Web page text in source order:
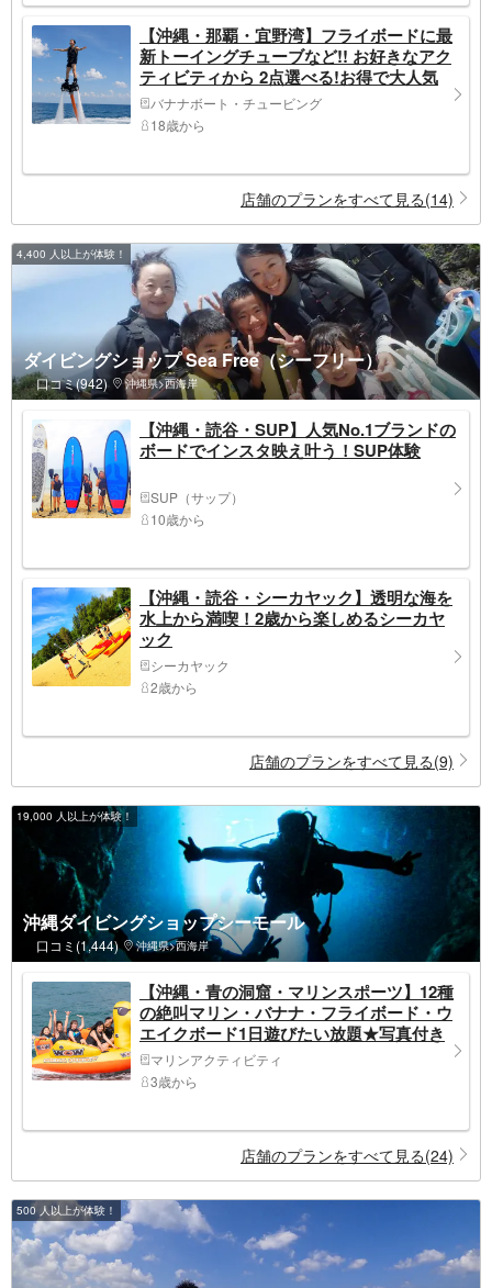
【沖縄・那覇・宜野湾】フライボードに最
新トーイングチューブなど!! お好きなアク
ティビティから 2点選べる!お得で大人気
『Cプラン ♪』
バナナボート・チュービング
18歳から
店舗のプランをすべて見る(14)
4,400 人以上が体験！
ダイビングショップ Sea Free（シーフリー）
口コミ(942) 沖縄県>西海岸
【沖縄・読谷・SUP】人気No.1ブランドの
ボードでインスタ映え叶う！SUP体験
SUP（サップ）
10歳から
【沖縄・読谷・シーカヤック】透明な海を
水上から満喫！2歳から楽しめるシーカヤ
ック
シーカヤック
2歳から
店舗のプランをすべて見る(9)
19,000 人以上が体験！
沖縄ダイビングショップシーモール
口コミ(1,444) 沖縄県>西海岸
【沖縄・青の洞窟・マリンスポーツ】12種
の絶叫マリン・バナナ・フライボード・ウ
エイクボード1日遊びたい放題★写真付き
マリンアクティビティ
3歳から
店舗のプランをすべて見る(24)
500 人以上が体験！